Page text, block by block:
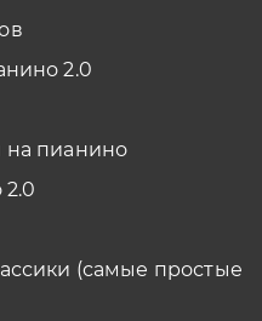
в тренажерах с
телефона?
2.0
на пианино
(самые простые